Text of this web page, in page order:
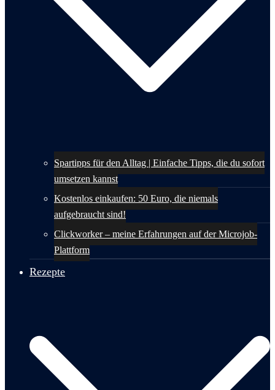
Spartipps für den Alltag | Einfache Tipps, die du sofort
umsetzen kannst
Kostenlos einkaufen: 50 Euro, die niemals
aufgebraucht sind!
Clickworker – meine Erfahrungen auf der Microjob-
Plattform
Rezepte